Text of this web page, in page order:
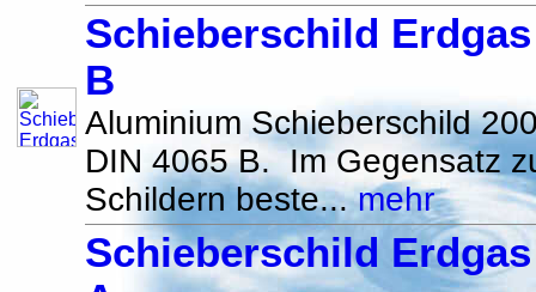
Schieberschild
B
Aluminium Schieberschild
DIN 4065 B. Im Gegensatz
Schildern beste...mehr
Schieberschild